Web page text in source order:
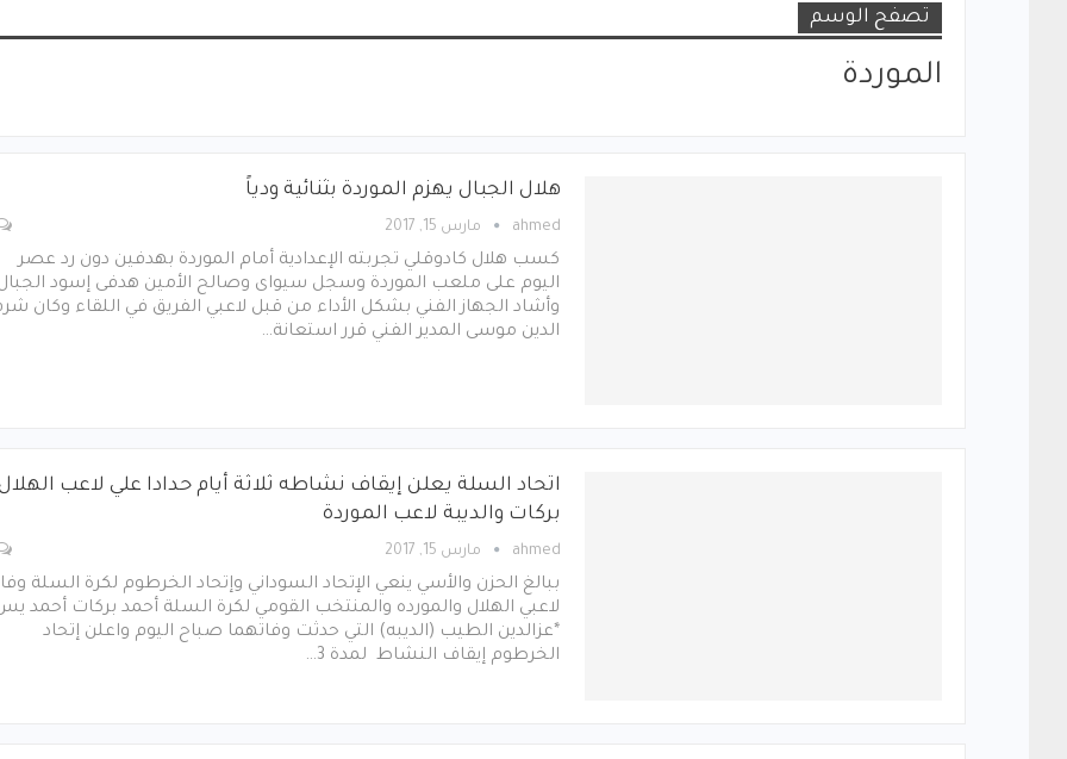
تصفح الوسم
الموردة
هلال الجبال يهزم الموردة بثنائية ودياً
ahmed مارس 15, 2017
كسب هلال كادوقلي تجربته الإعدادية أمام الموردة بهدفين دون رد عصر
اليوم على ملعب الموردة وسجل سيواى وصالح الأمين هدفى إسود
وأشاد الجهاز الفني بشكل الأداء من قبل لاعبي الفريق في اللقاء وكان
الدين موسى المدير الفني قرر استعانة…
اتحاد السلة يعلن إيقاف نشاطه ثلاثة أيام حدادا علي لاعب
بركات والديبة لاعب الموردة
ahmed مارس 15, 2017
ببالغ الحزن والأسي ينعي الإتحاد السوداني وإتحاد الخرطوم لكرة السلة
ﻻعبي الهلال والمورده والمنتخب القومي لكرة السلة أحمد بركات أحمد
*عزالدين الطيب (الديبه) التي حدثت وفاتهما صباح اليوم واعلن إتحاد
الخرطوم إيقاف النشاط لمدة 3…